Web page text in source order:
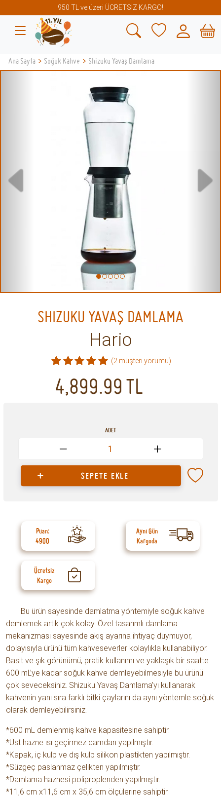
950 TL ve üzeri ÜCRETSİZ KARGO!
Ana Sayfa > Soğuk Kahve > Shizuku Yavaş Damlama
SHIZUKU YAVAŞ DAMLAMA
Hario
(2 müşteri yorumu)
4,899.99TL
ADET
1
SEPETE EKLE
Puan:
4900
Aynı Gün
Kargoda
Ücretsiz
Kargo
Bu ürün sayesinde damlatma yöntemiyle soğuk kahve
demlemek artık çok kolay. Özel tasarımlı damlama
mekanizması sayesinde akış ayarına ihtiyaç duymuyor,
dolayısıyla ürünü tüm kahveseverler kolaylıkla kullanabiliyor.
Basit ve şık görünümü, pratik kullanımı ve yaklaşık bir saatte
600 mL’ye kadar soğuk kahve demleyebilmesiyle bu ürünü
çok seveceksiniz. Shizuku Yavaş Damlama’yı kullanarak
kahvenin yanı sıra farklı bitki çaylarını da aynı yöntemle soğuk
olarak demleyebilirsiniz.
*600 mL demlenmiş kahve kapasitesine sahiptir.
*Üst hazne ısı geçirmez camdan yapılmıştır.
*Kapak, iç kulp ve dış kulp silikon plastikten yapılmıştır.
*Süzgeç paslanmaz çelikten yapılmıştır.
*Damlama haznesi poliproplenden yapılmıştır.
*11,6 cm x11,6 cm x 35,6 cm ölçülerine sahiptir.